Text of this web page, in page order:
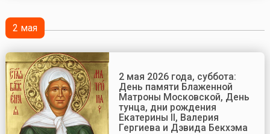
2 мая
2 мая 2026 года, суббота:
День памяти Блаженной
Матроны Московской, День
тунца, дни рождения
Екатерины II, Валерия
Гергиева и Дэвида Бекхэма